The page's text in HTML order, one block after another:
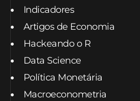
Indicadores
Artigos de Economia
Hackeando o R
Data Science
Política Monetária
Macroeconometria